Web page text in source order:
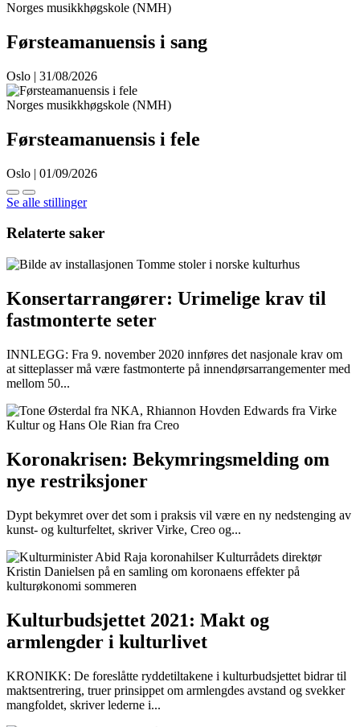
Norges musikkhøgskole (NMH)
Førsteamanuensis i sang
Oslo | 31/08/2026
Norges musikkhøgskole (NMH)
Førsteamanuensis i fele
Oslo | 01/09/2026
Se alle stillinger
Relaterte saker
Konsertarrangører: Urimelige krav til
fastmonterte seter
INNLEGG: Fra 9. november 2020 innføres det nasjonale krav om
at sitteplasser må være fastmonterte på innendørsarrangementer med
mellom 50...
Koronakrisen: Bekymringsmelding om
nye restriksjoner
Dypt bekymret over det som i praksis vil være en ny nedstenging av
kunst- og kulturfeltet, skriver Virke, Creo og...
Kulturbudsjettet 2021: Makt og
armlengder i kulturlivet
KRONIKK: De foreslåtte ryddetiltakene i kulturbudsjettet bidrar til
maktsentrering, truer prinsippet om armlengdes avstand og svekker
mangfoldet, skriver lederne i...